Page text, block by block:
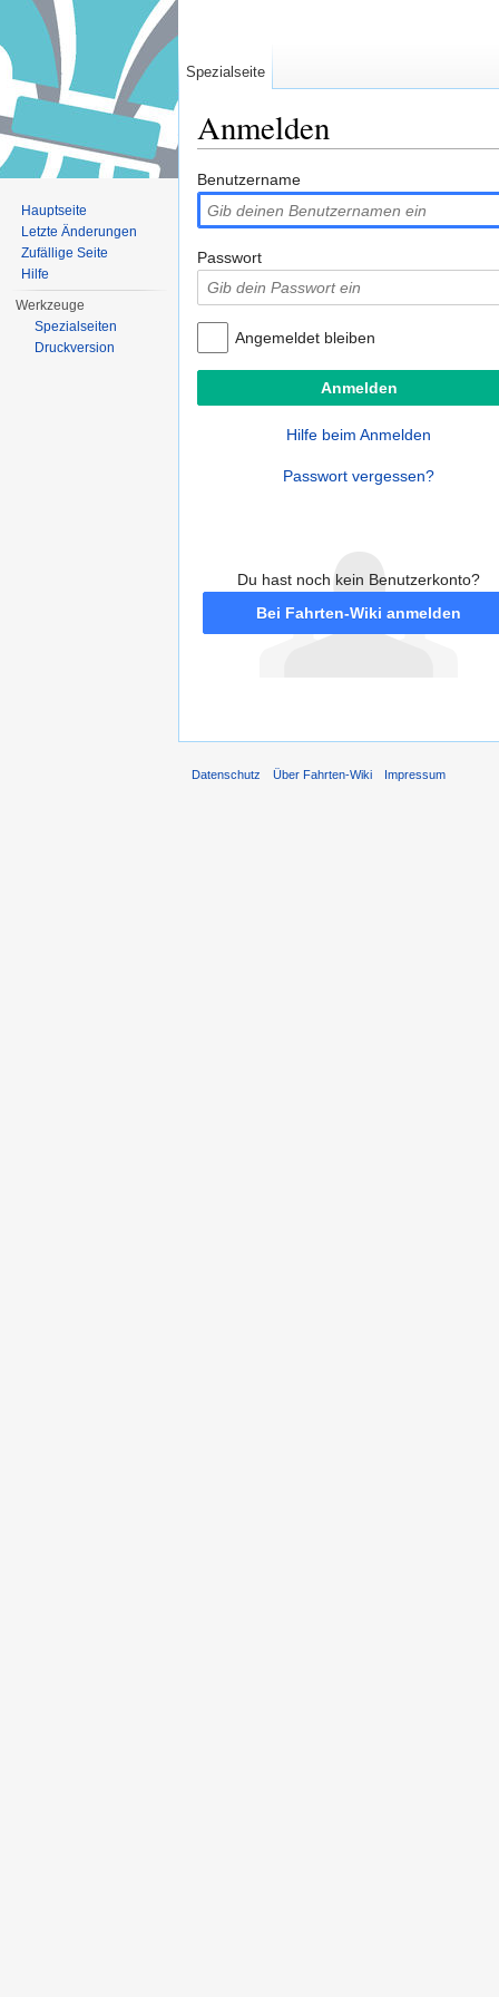
Anmelden
Benutzername
Passwort
Angemeldet bleiben
Hilfe beim Anmelden
Passwort vergessen?
Du hast noch kein Benutzerkonto?
Bei Fahrten-Wiki anmelden
Spezialseite
Hauptseite
Letzte Änderungen
Zufällige Seite
Hilfe
Werkzeuge
Spezialseiten
Druckversion
Datenschutz Über Fahrten-Wiki Impressum